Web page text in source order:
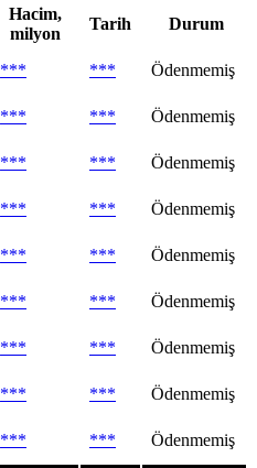
Hacim,
milyon
Tarih
Durum
*** ***
Ödenmemiş
*** ***
Ödenmemiş
*** ***
Ödenmemiş
*** ***
Ödenmemiş
*** ***
Ödenmemiş
*** ***
Ödenmemiş
*** ***
Ödenmemiş
*** ***
Ödenmemiş
*** *** Ödenmemiş